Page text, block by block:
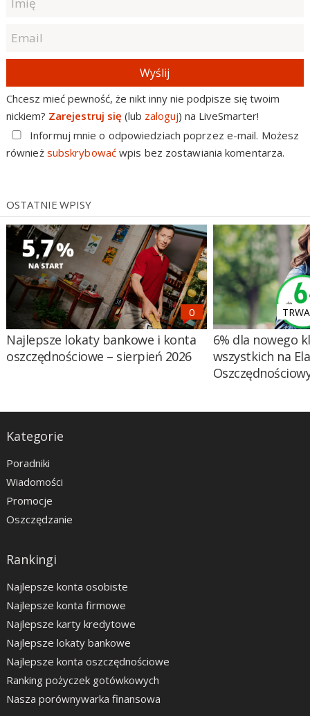
Wyślij
Chcesz mieć pewność, że nikt inny nie podpisze się twoim
nickiem? Zarejestruj się (lub zaloguj) na LiveSmarter!
Informuj mnie o odpowiedziach poprzez e-mail. Możesz
również subskrybowaćwpis bez zostawiania komentarza.
OSTATNIE WPISY
Najlepsze lokaty bankowe i konta
oszczędnościowe – sierpień 2026
6% dla nowego
wszystkich na
Kategorie
Poradniki
Wiadomości
Promocje
Oszczędzanie
Rankingi
Najlepsze konta osobiste
Najlepsze konta firmowe
Najlepsze karty kredytowe
Najlepsze lokaty bankowe
Najlepsze konta oszczędnościowe
Ranking pożyczek gotówkowych
Nasza porównywarka finansowa